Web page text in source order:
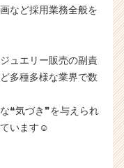
など採用業務全般を
ュエリー販売の副責
多種多様な業界で数
❝気づき❞を与えられ
います☺